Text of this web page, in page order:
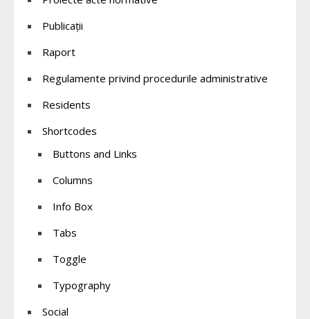
Publicații
Raport
Regulamente privind procedurile administrative
Residents
Shortcodes
Buttons and Links
Columns
Info Box
Tabs
Toggle
Typography
Social